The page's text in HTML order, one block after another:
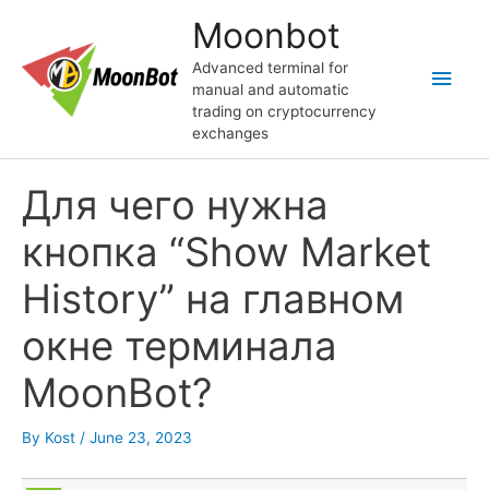
content
Moonbot
Advanced terminal for
manual and automatic
trading on cryptocurrency
exchanges
Main
Для чего нужна
кнопка “Show Market
History” на главном
окне терминала
MoonBot?
By Kost / June 23, 2023